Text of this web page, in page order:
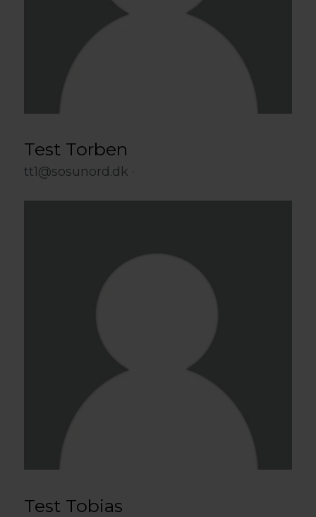
Test Torben
tt1@sosunord.dk
Test Tobias